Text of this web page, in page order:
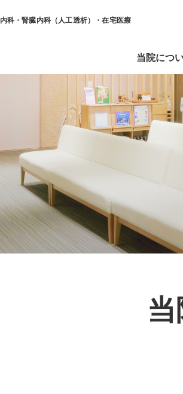
内科・腎臓内科（人工透析）・在宅医療
当院につ